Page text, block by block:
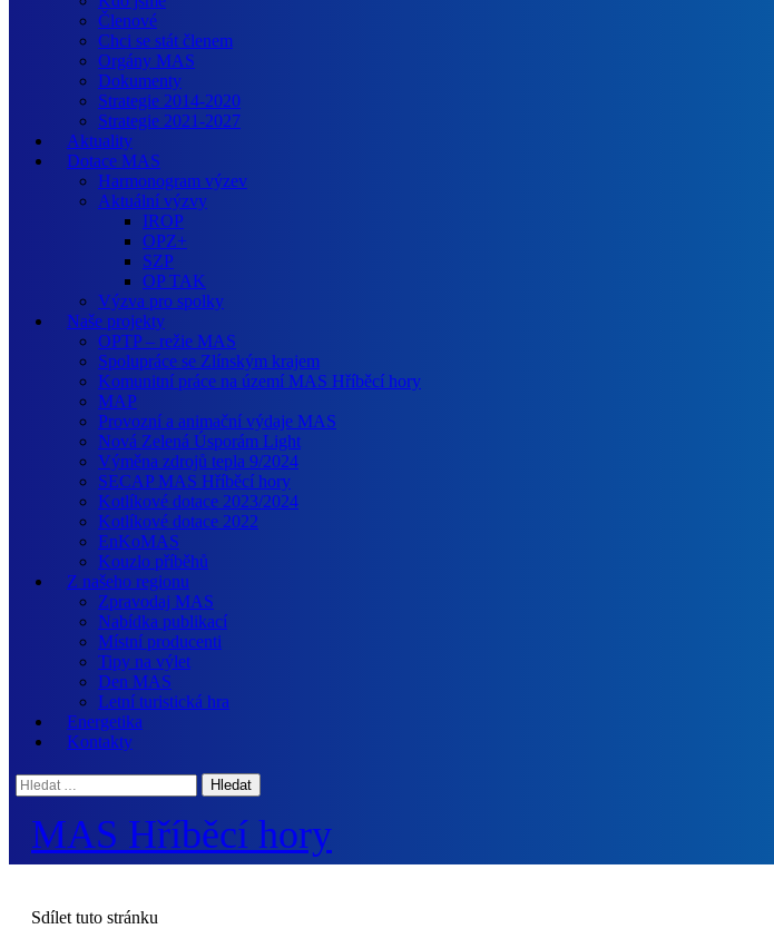
Členové
Chci se stát členem
Orgány MAS
Dokumenty
Strategie 2014-2020
Strategie 2021-2027
Aktuality
Dotace MAS
Harmonogram výzev
Aktuální výzvy
IROP
OPZ+
SZP
OP TAK
Výzva pro spolky
Naše projekty
OPTP – režie MAS
Spolupráce se Zlínským krajem
Komunitní práce na území MAS Hříběcí hory
MAP
Provozní a animační výdaje MAS
Nová Zelená Úsporám Light
Výměna zdrojů tepla 9/2024
SECAP MAS Hříběcí hory
Kotlíkové dotace 2023/2024
Kotlíkové dotace 2022
EnKoMAS
Kouzlo příběhů
Z našeho regionu
Zpravodaj MAS
Nabídka publikací
Místní producenti
Tipy na výlet
Den MAS
Letní turistická hra
Energetika
Kontakty
Hledat:
MAS Hříběcí hory
Sdílet tuto stránku